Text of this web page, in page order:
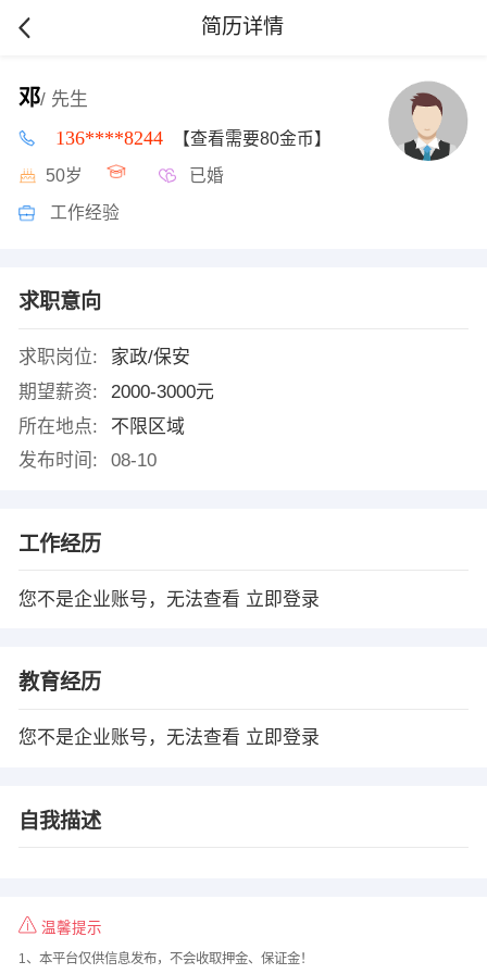
简历详情
邓/ 先生
136****8244 【查看需要80金币】
50岁 已婚
工作经验
求职意向
求职岗位:
家政/保安
期望薪资:
2000-3000元
所在地点:
不限区域
发布时间:
08-10
工作经历
您不是企业账号，无法查看 立即登录
教育经历
您不是企业账号，无法查看 立即登录
自我描述
温馨提示
1、本平台仅供信息发布，不会收取押金、保证金！